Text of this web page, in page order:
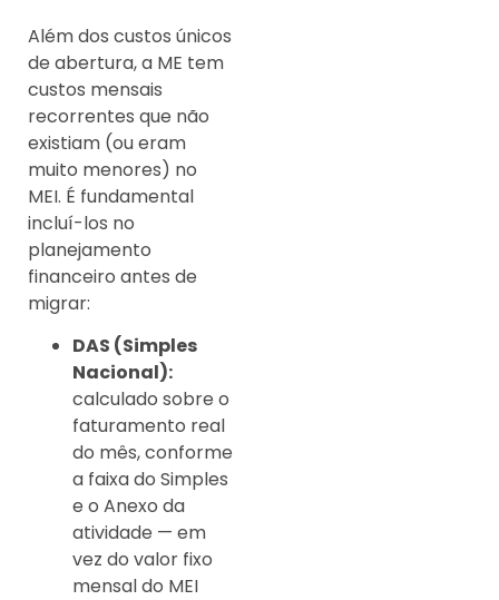
Além dos custos únicos
de abertura, a ME tem
custos mensais
recorrentes que não
existiam (ou eram
muito menores) no
MEI. É fundamental
incluí-los no
planejamento
financeiro antes de
migrar:
DAS (Simples
Nacional):
calculado sobre o
faturamento real
do mês, conforme
a faixa do Simples
e o Anexo da
atividade — em
vez do valor fixo
mensal do MEI